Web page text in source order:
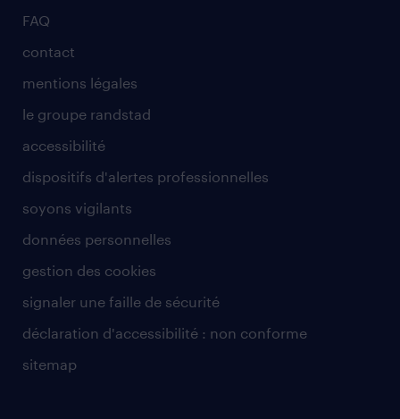
FAQ
contact
mentions légales
le groupe randstad
accessibilité
dispositifs d'alertes professionnelles
soyons vigilants
données personnelles
gestion des cookies
signaler une faille de sécurité
déclaration d'accessibilité : non conforme
sitemap